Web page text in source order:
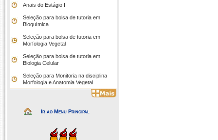
Anais do Estágio I
Seleção para bolsa de tutoria em
Bioquímica
Seleção para bolsa de tutoria em
Morfologia Vegetal
Seleção para bolsa de tutoria em
Biologia Celular
Seleção para Monitoria na disciplina
Morfologia e Anatomia Vegetal
Ir ao Menu Principal